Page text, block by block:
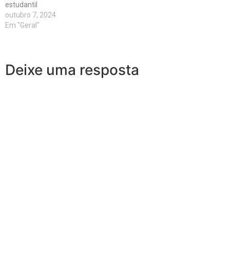
estudantil
outubro 7, 2024
Em "Geral"
Deixe uma resposta